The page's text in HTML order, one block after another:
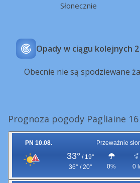
Słonecznie
Opady w ciągu kolejnych
Obecnie nie są spodziewane
Prognoza pogody Pagliaine
PN 10.08. Przeważnie
33° / 19°
36° / 20°
0% 0